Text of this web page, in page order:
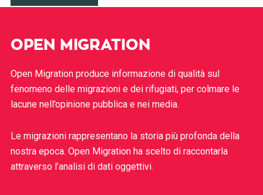
OPEN MIGRATION
Open Migration produce informazione di qualità sul
fenomeno delle migrazioni e dei rifugiati, per colmare le
lacune nell’opinione pubblica e nei media.
Le migrazioni rappresentano la storia più profonda della
nostra epoca. Open Migration ha scelto di raccontarla
attraverso l’analisi di dati oggettivi.